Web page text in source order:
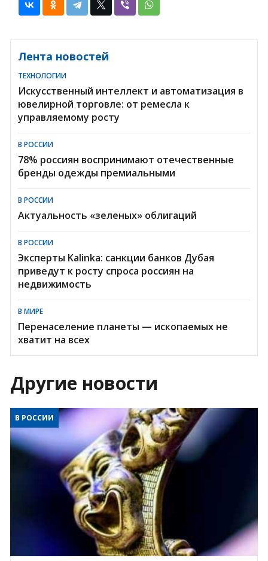
Лента новостей
ТЕХНОЛОГИИ
Искусственный интеллект и автоматизация в
ювелирной торговле: от ремесла к
управляемому росту
В РОССИИ
78% россиян воспринимают отечественные
бренды одежды премиальными
В РОССИИ
Актуальность «зеленых» облигаций
В РОССИИ
Эксперты Kalinka: санкции банков Дубая
приведут к росту спроса россиян на
недвижимость
В МИРЕ
Перенаселение планеты — ископаемых не
хватит на всех
Другие новости
В РОССИИ